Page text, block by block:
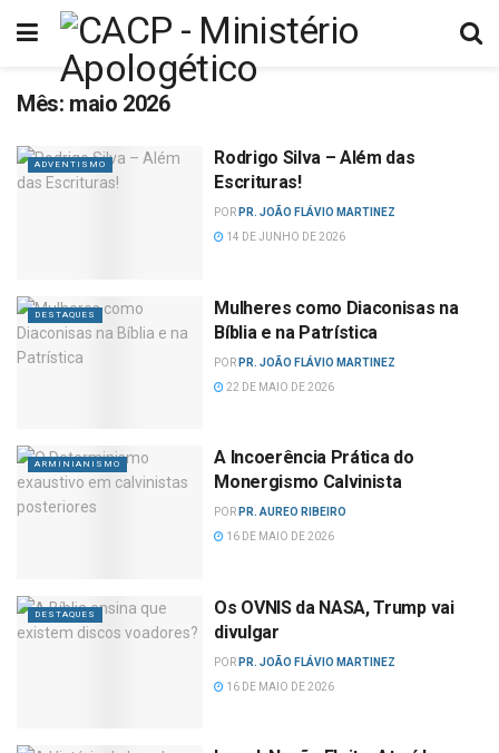
Mês: maio 2026
ADVENTISMO
Rodrigo Silva – Além das
Escrituras!
POR PR. JOÃO FLÁVIO MARTINEZ
14 DE JUNHO DE 2026
DESTAQUES
Mulheres como Diaconisas na
Bíblia e na Patrística
POR PR. JOÃO FLÁVIO MARTINEZ
22 DE MAIO DE 2026
ARMINIANISMO
A Incoerência Prática do
Monergismo Calvinista
POR PR. AUREO RIBEIRO
16 DE MAIO DE 2026
DESTAQUES
Os OVNIS da NASA, Trump vai
divulgar
POR PR. JOÃO FLÁVIO MARTINEZ
16 DE MAIO DE 2026